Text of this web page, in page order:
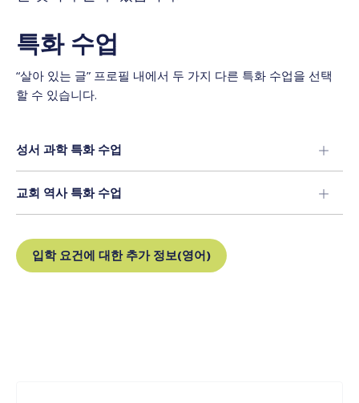
특화 수업
“살아 있는 글” 프로필 내에서 두 가지 다른 특화 수업을 선택
할 수 있습니다.
성서 과학 특화 수업
교회 역사 특화 수업
입학 요건에 대한 추가 정보(영어)